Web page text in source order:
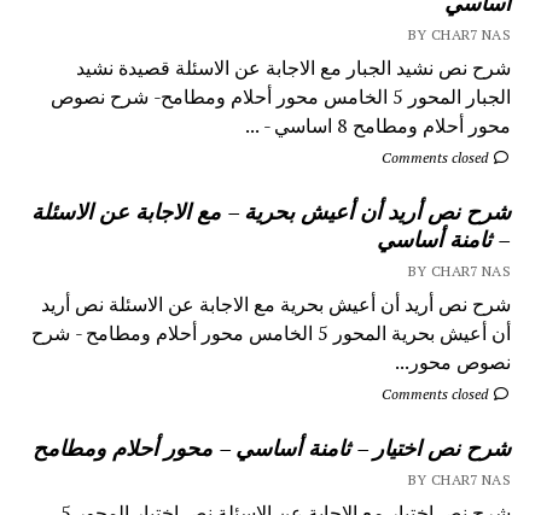
BY CHAR7 NAS
شرح نص نشيد الجبار مع الاجابة عن الاسئلة قصيدة نشيد
الجبار المحور 5 الخامس محور أحلام ومطامح- شرح نصوص
محور أحلام ومطامح 8 اساسي - ...
Comments closed
شرح نص أريد أن أعيش بحرية – مع الاجابة عن الاسئلة
– ثامنة أساسي
BY CHAR7 NAS
شرح نص أريد أن أعيش بحرية مع الاجابة عن الاسئلة نص أريد
أن أعيش بحرية المحور 5 الخامس محور أحلام ومطامح - شرح
نصوص محور...
Comments closed
شرح نص اختيار – ثامنة أساسي – محور أحلام ومطامح
BY CHAR7 NAS